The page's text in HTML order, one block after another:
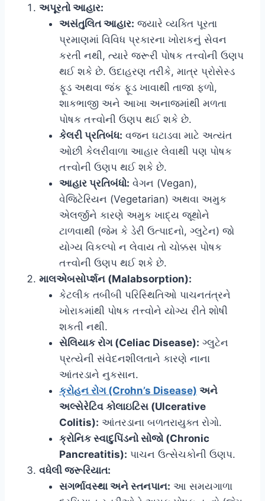
અપૂરતો આહાર:
અસંતુલિત આહાર: જ્યારે વ્યક્તિ પૂરતા
પ્રમાણમાં વિવિધ પ્રકારના ખોરાકનું સેવન
કરતી નથી, ત્યારે જરૂરી પોષક તત્ત્વોની ઉણપ
થઈ શકે છે. ઉદાહરણ તરીકે, માત્ર પ્રોસેસ્ડ
ફૂડ અથવા જંક ફૂડ ખાવાથી તાજા ફળો,
શાકભાજી અને આખા અનાજમાંથી મળતા
પોષક તત્ત્વોની ઉણપ થઈ શકે છે.
કેલરી પ્રતિબંધ: વજન ઘટાડવા માટે અત્યંત
ઓછી કેલરીવાળા આહાર લેવાથી પણ પોષક
તત્ત્વોની ઉણપ થઈ શકે છે.
આહાર પ્રતિબંધો: વેગન (Vegan),
વેજિટેરિયન (Vegetarian) અથવા અમુક
એલર્જીને કારણે અમુક ખાદ્ય જૂથોને
ટાળવાથી (જેમ કે ડેરી ઉત્પાદનો, ગ્લુટેન) જો
યોગ્ય વિકલ્પો ન લેવાય તો ચોક્કસ પોષક
તત્ત્વોની ઉણપ થઈ શકે છે.
માલએબસોર્પ્શન (Malabsorption):
કેટલીક તબીબી પરિસ્થિતિઓ પાચનતંત્રને
ખોરાકમાંથી પોષક તત્ત્વોને યોગ્ય રીતે શોષી
શકતી નથી.
સેલિયાક રોગ (Celiac Disease): ગ્લુટેન
પ્રત્યેની સંવેદનશીલતાને કારણે નાના
આંતરડાને નુકસાન.
ક્રોહન રોગ (Crohn’s Disease) અને
અલ્સેરેટિવ કોલાઇટિસ (Ulcerative
Colitis): આંતરડાના બળતરાયુક્ત રોગો.
ક્રોનિક સ્વાદુપિંડનો સોજો (Chronic
Pancreatitis): પાચન ઉત્સેચકોની ઉણપ.
વધેલી જરૂરિયાત:
સગર્ભાવસ્થા અને સ્તનપાન: આ સમયગાળા